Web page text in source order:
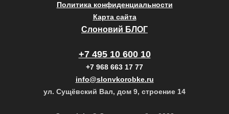
Политика конфиденциальности
Карта сайта
Слоновий БЛОГ
+7 495 10 600 10
+7 968 663 17 77
info@slonvkorobke.ru
ул. Сущёвский Вал, дом 9, строение 14